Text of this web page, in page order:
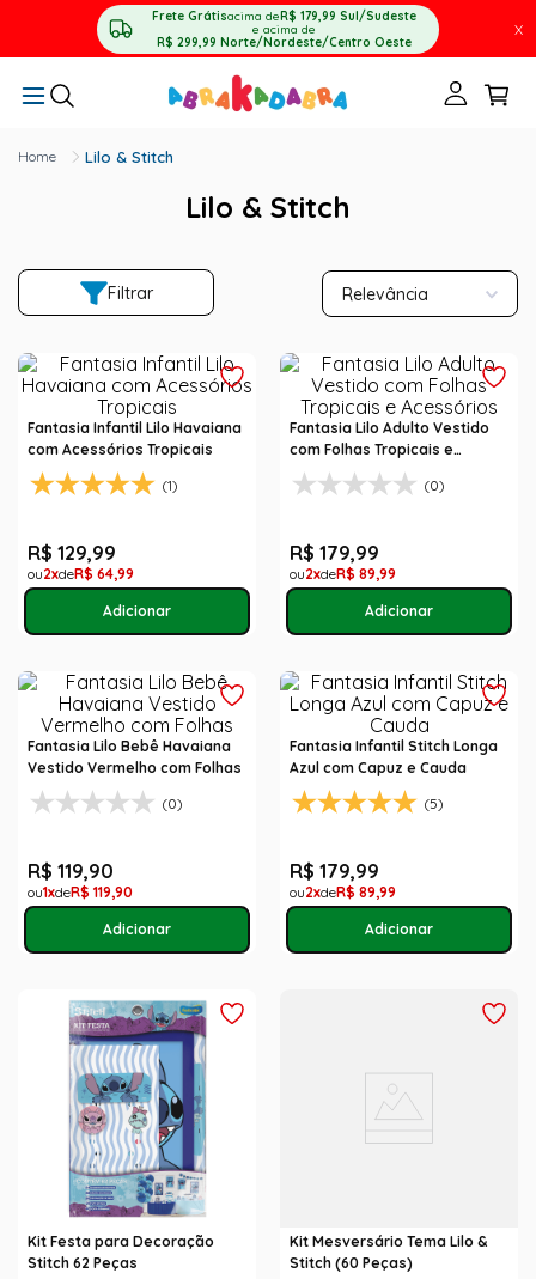
Frete Grátisacima deR$ 179,99 Sul/Sudeste
e acima de
R$ 299,99 Norte/Nordeste/Centro Oeste
X
Lilo & Stitch
Lilo & Stitch
Filtrar Relevância
Fantasia Infantil Lilo Havaiana
com Acessórios Tropicais
(1)
R$ 129,99
2 R$ 64,99
Fantasia Lilo Adulto Vestido
com Folhas Tropicais e
Acessórios
(0)
R$ 179,99
2 R$ 89,99
Fantasia Lilo Bebê Havaiana
Vestido Vermelho com Folhas
(0)
R$ 119,90
1 R$ 119,90
Fantasia Infantil Stitch Longa
Azul com Capuz e Cauda
(5)
R$ 179,99
2 R$ 89,99
Kit Festa para Decoração
Stitch 62 Peças
Kit Mesversário Tema Lilo &
Stitch (60 Peças)